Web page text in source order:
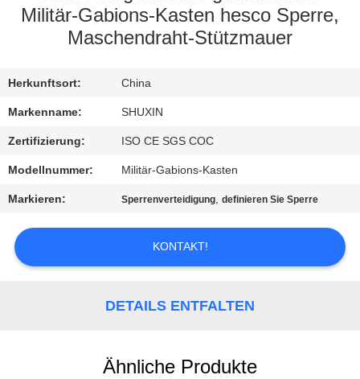
KONTAKT
UNS
NACHRICHTEN
BITTE UM
ANGEBOT
Militär-Gabions-Kasten hesco Sperre,
Maschendraht-Stützmauer
Herkunftsort: China
Markenname: SHUXIN
Zertifizierung: ISO CE SGS COC
Modellnummer: Militär-Gabions-Kasten
Markieren: Sperrenverteidigung,definieren Sie Sperre
KONTAKT!
DETAILS ENTFALTEN
Ähnliche Produkte